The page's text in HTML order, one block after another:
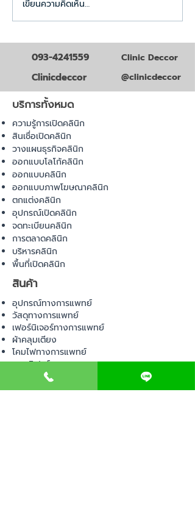
รวมเอกสารขออนุญาตเปิด
คลินิก
เขียนความคิดเห็น…
093-4241559
Clinicdeccor
Clinic Deccor
@clinicdeccor
บริการทั้งหมด
ความรู้การเปิดคลินิก
สินเชื่อเปิดคลินิก
วางแผนธุรกิจคลินิก
ออกแบบโลโก้คลินิก
ออกแบบคลินิก
ออกแบบภาพโฆษณาคลินิก
ตกแต่งคลินิก
อุปกรณ์เปิดคลินิก
จดทะเบียนคลินิก
การตลาดคลินิก
บริหารคลินิก
พื้นที่เปิดคลินิก
สินค้า
อุปกรณ์ทางการแพทย์
วัสดุทางการแพทย์
เฟอร์นิเจอร์ทางการแพทย์
ผ้าคลุมเตียง
โคมไฟทางการแพทย์
ชุดยูนิฟอร์ม
COMMUNITY